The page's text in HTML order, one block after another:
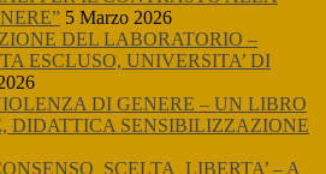
5 Marzo 2026
DEL LABORATORIO –
ESCLUSO, UNIVERSITA’ DI
DI GENERE – UN LIBRO
DIDATTICA SENSIBILIZZAZIONE
– A